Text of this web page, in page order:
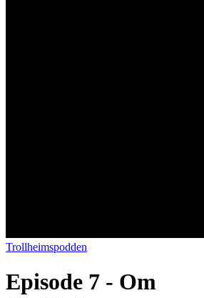
Trollheimspodden
Episode 7 - Om